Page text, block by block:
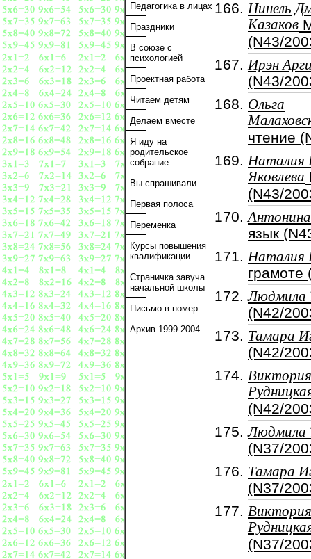
Педагогика в лицах
Праздники
В союзе с
психологией
Проектная работа
Читаем детям
Делаем вместе
Я иду на
родительское
собрание
Вы спрашивали…
Первая полоса
Переменка
Курсы повышения
квалификации
Страничка завуча
начальной школы
Письмо в номер
Архив 1999-2004
Нинель
Казаков
(N43/
Ирэн
(N43/
Ольга
чтение
Наталия
Яковлева
(N43/
язык
Наталия
грамоте
Людмила
(N42/
Тамара
(N42/
Виктория
(N42/
Людмила
(N37/
Тамара
(N37/
Виктория
(N37/